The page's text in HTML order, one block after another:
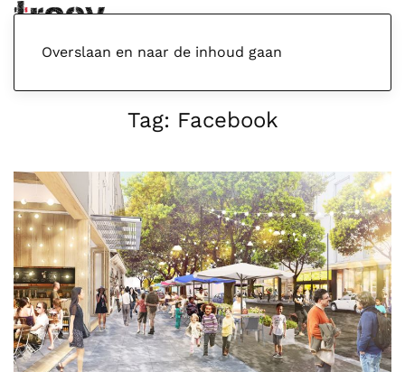
Overslaan en naar de inhoud gaan
Tag: Facebook